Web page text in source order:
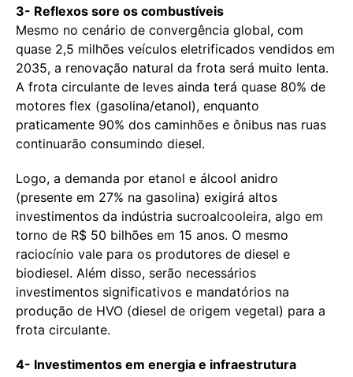
3- Reflexos sore os combustíveis
Mesmo no cenário de convergência global, com
quase 2,5 milhões veículos eletrificados vendidos em
2035, a renovação natural da frota será muito lenta.
A frota circulante de leves ainda terá quase 80% de
motores flex (gasolina/etanol), enquanto
praticamente 90% dos caminhões e ônibus nas ruas
continuarão consumindo diesel.
Logo, a demanda por etanol e álcool anidro
(presente em 27% na gasolina) exigirá altos
investimentos da indústria sucroalcooleira, algo em
torno de R$ 50 bilhões em 15 anos. O mesmo
raciocínio vale para os produtores de diesel e
biodiesel. Além disso, serão necessários
investimentos significativos e mandatórios na
produção de HVO (diesel de origem vegetal) para a
frota circulante.
4- Investimentos em energia e infraestrutura